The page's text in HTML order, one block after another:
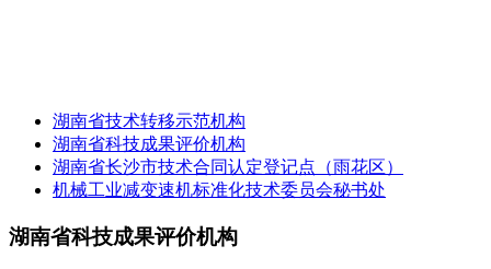
湖南省技术转移示范机构
湖南省科技成果评价机构
湖南省长沙市技术合同认定登记点（雨花区）
机械工业减变速机标准化技术委员会秘书处
湖南省科技成果评价机构